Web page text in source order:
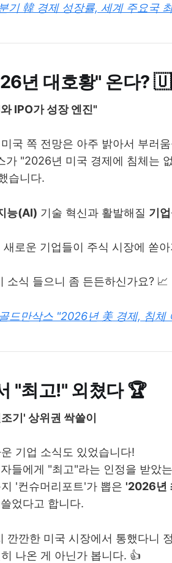
기 韓 경제 성장률, 세계 주요국
년 대호황" 온다?
IPO가 성장 엔진"
국 쪽 전망은 아주 밝아서 부러
가 "2026년 미국 경제에 침체는
습니다.
능(AI) 기술 혁신과 활발해질 기
로운 기업들이 주식 시장에 쏟
소식 들으니 좀 든든하신가요? 📈
드만삭스 "2026년 美 경제, 침체
"최고!" 외쳤다 🏆
기' 상위권 싹쓸이
기업 소식도 있었습니다!
들에게 "최고"라는 인정을 받았
'컨슈머리포트'가 뽑은 '2026년
었다고 합니다.
깐깐한 미국 시장에서 통했다니
나온 게 아닌가 봅니다. 👍